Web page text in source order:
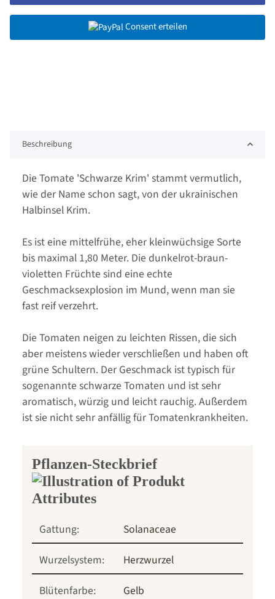
Consent erteilen
Beschreibung
Die Tomate 'Schwarze Krim' stammt vermutlich,
wie der Name schon sagt, von der ukrainischen
Halbinsel Krim.
Es ist eine mittelfrühe, eher kleinwüchsige Sorte
bis maximal 1,80 Meter. Die dunkelrot-braun-
violetten Früchte sind eine echte
Geschmacksexplosion im Mund, wenn man sie
fast reif verzehrt.
Die Tomaten neigen zu leichten Rissen, die sich
aber meistens wieder verschließen und haben oft
grüne Schultern. Der Geschmack ist typisch für
sogenannte schwarze Tomaten und ist sehr
aromatisch, würzig und leicht rauchig. Außerdem
ist sie nicht sehr anfällig für Tomatenkrankheiten.
Pflanzen-Steckbrief
Gattung:
Solanaceae
Wurzelsystem:
Herzwurzel
Blütenfarbe:
Gelb